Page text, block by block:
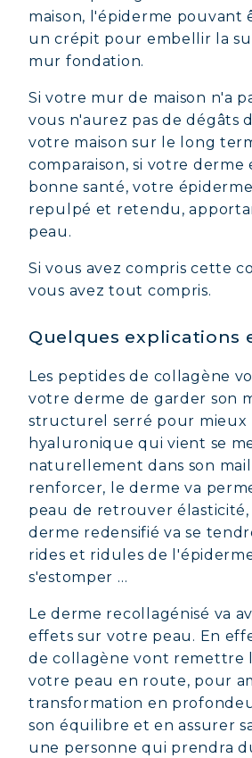
maison, l'épiderme pouvant
un crépit pour embellir la
mur fondation.
Si votre mur de maison n'a
vous n'aurez pas de dégâts
votre maison sur le long
comparaison, si votre derme
bonne santé, votre
repulpé et retendu,
peau.
Si vous avez compris cette
vous avez tout compris.
Quelques explications
Les peptides de collagène
votre derme de garder son
structurel serré pour mieux
hyaluronique qui vient se
naturellement dans son
renforcer, le derme va
peau de retrouver
derme redensifié va se
rides et ridules de
s'estomper …
Le derme recollagénisé va
effets sur votre peau. En
de collagène vont remettre
votre peau en route, pour
transformation en
son équilibre et en assurer
une personne qui prendra